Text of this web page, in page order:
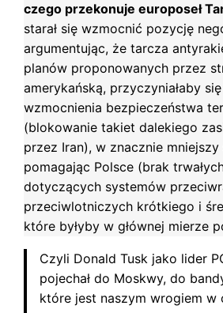
czego przekonuje europoseł
starał się wzmocnić pozycję
argumentując, że tarcza
planów proponowanych przez
amerykańską, przyczyniałaby
wzmocnienia bezpieczeństwa
(blokowanie takiet dalekiego
przez Iran), w znacznie mniejszy
pomagając Polsce (brak
dotyczących systemów
przeciwlotniczych krótkiego i
które byłyby w głównej mierze
Czyli Donald Tusk jako lider
pojechał do Moskwy, do
które jest naszym wrogiem w